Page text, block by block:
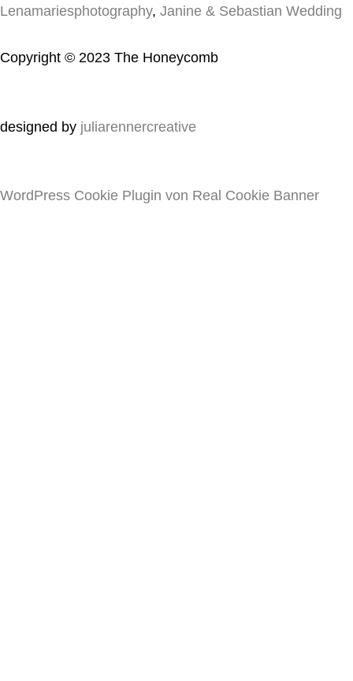
Lenamariesphotography, Janine & Sebastian Wedding
Copyright © 2023 The Honeycomb
designed by juliarennercreative
WordPress Cookie Plugin von Real Cookie Banner